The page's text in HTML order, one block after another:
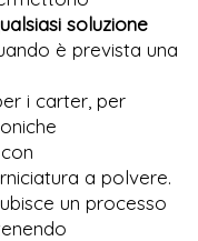
soluzione
è prevista una
i carter, per
a polvere.
un processo